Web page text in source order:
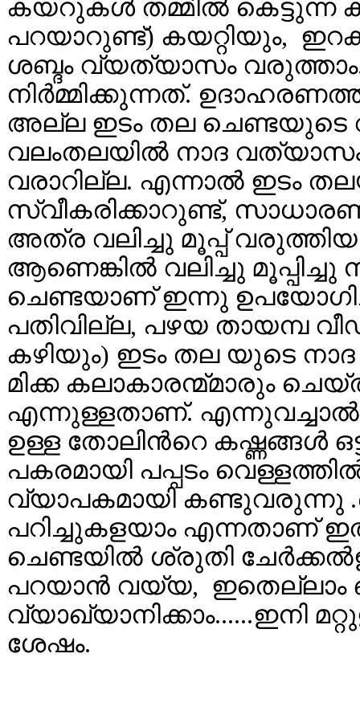
കയറുകള്‍ തമ്മില്‍
പറയാറുണ്ട്‌) കയറ്റിയും,
ശബ്ദം വ്യത്യാസം
നിര്‍മ്മിക്കുന്നത്.
അല്ല ഇടം തല ചെണ്ടയുടെ
വലംതലയില്‍ നാദ
വരാറില്ല. എന്നാല്‍ ഇടം
സ്വീകരിക്കാറുണ്ട്,
അത്ര വലിച്ചു മൂപ്പ്
ആണെങ്കില്‍ വലിച്ചു മൂപ്പിച്ചു
ചെണ്ടയാണ് ഇന്നു
പതിവില്ല, പഴയ തായമ്പ
കഴിയും) ഇടം തല യുടെ
മിക്ക കലാകാരന്മ്മാരും
എന്നുള്ളതാണ്. എന്നുവച്ചാല്‍
ഉള്ള തോലിന്‍റെ കഷ്ണങ്ങള്‍
പകരമായി പപ്പടം
വ്യാപകമായി കണ്ടുവരുന്നു
പറിച്ചുകളയാം എന്നതാണ്
ചെണ്ടയില്‍ ശ്രുതി
പറയാന്‍ വയ്യ, ഇതെല്ലാം
വ്യാഖ്യാനിക്കാം......ഇനി
ശേഷം.